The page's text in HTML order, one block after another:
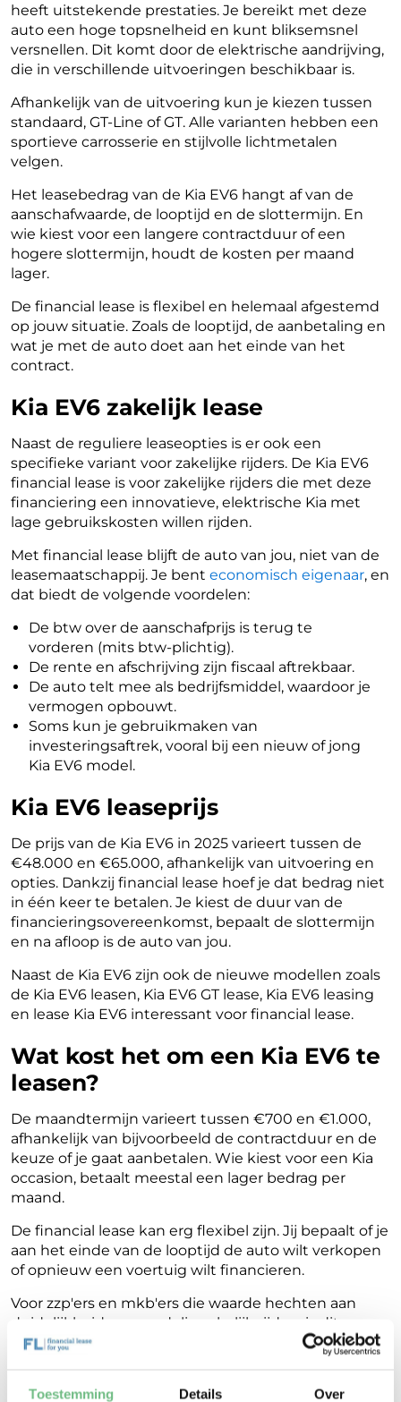
Toestemming Details Over
heeft uitstekende prestaties. Je bereikt met deze
auto een hoge topsnelheid en kunt bliksemsnel
versnellen. Dit komt door de elektrische aandrijving,
die in verschillende uitvoeringen beschikbaar is.
Afhankelijk van de uitvoering kun je kiezen tussen
standaard, GT-Line of GT. Alle varianten hebben een
sportieve carrosserie en stijlvolle lichtmetalen
velgen.
Het leasebedrag van de Kia EV6 hangt af van de
aanschafwaarde, de looptijd en de slottermijn. En
wie kiest voor een langere contractduur of een
hogere slottermijn, houdt de kosten per maand
lager.
De financial lease is flexibel en helemaal afgestemd
op jouw situatie. Zoals de looptijd, de aanbetaling en
wat je met de auto doet aan het einde van het
contract.
Kia EV6 zakelijk lease
Naast de reguliere leaseopties is er ook een
specifieke variant voor zakelijke rijders. De Kia EV6
financial lease is voor zakelijke rijders die met deze
financiering een innovatieve, elektrische Kia met
lage gebruikskosten willen rijden.
Met financial lease blijft de auto van jou, niet van de
leasemaatschappij. Je bent economisch eigenaar, en
dat biedt de volgende voordelen:
De btw over de aanschafprijs is terug te
vorderen (mits btw-plichtig).
De rente en afschrijving zijn fiscaal aftrekbaar.
De auto telt mee als bedrijfsmiddel, waardoor je
vermogen opbouwt.
Soms kun je gebruikmaken van
investeringsaftrek, vooral bij een nieuw of jong
Kia EV6 model.
Kia EV6 leaseprijs
De prijs van de Kia EV6 in 2025 varieert tussen de
€48.000 en €65.000, afhankelijk van uitvoering en
opties. Dankzij financial lease hoef je dat bedrag niet
in één keer te betalen. Je kiest de duur van de
financieringsovereenkomst, bepaalt de slottermijn
en na afloop is de auto van jou.
Naast de Kia EV6 zijn ook de nieuwe modellen zoals
de Kia EV6 leasen, Kia EV6 GT lease, Kia EV6 leasing
en lease Kia EV6 interessant voor financial lease.
Wat kost het om een Kia EV6 te
leasen?
De maandtermijn varieert tussen €700 en €1.000,
afhankelijk van bijvoorbeeld de contractduur en de
keuze of je gaat aanbetalen. Wie kiest voor een Kia
occasion, betaalt meestal een lager bedrag per
maand.
De financial lease kan erg flexibel zijn. Jij bepaalt of je
aan het einde van de looptijd de auto wilt verkopen
of opnieuw een voertuig wilt financieren.
Voor zzp'ers en mkb'ers die waarde hechten aan
duidelijkheid en voordelig zakelijk rijden, is dit een
van de meest aantrekkelijke leasevormen. Bereken
jouw maandelijkse kosten!